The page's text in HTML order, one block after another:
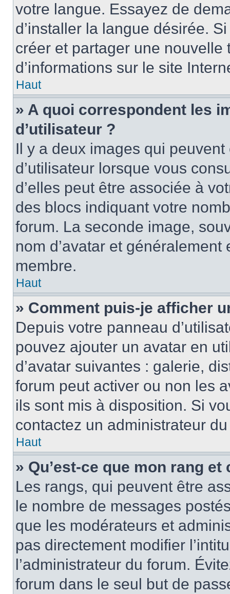
votre langue. Essayez de
d’installer la langue désirée.
créer et partager une
d’informations sur le site
Haut
» A quoi correspondent les
d’utilisateur ?
Il y a deux images qui
d’utilisateur lorsque vous
d’elles peut être associée à
des blocs indiquant votre
forum. La seconde image,
nom d’avatar et
membre.
Haut
» Comment puis-je afficher
Depuis votre panneau
pouvez ajouter un avatar en
d’avatar suivantes : galerie,
forum peut activer ou non les
ils sont mis à disposition. Si
contactez un administrateur
Haut
» Qu’est-ce que mon rang
Les rangs, qui peuvent être
le nombre de messages
que les modérateurs et
pas directement modifier
l’administrateur du forum.
forum dans le seul but de